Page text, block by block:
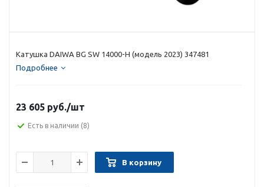
Катушка DAIWA BG SW 14000-H (модель 2023) 347481
Подробнее
23 605 руб./шт
Есть в наличии (8)
В корзину